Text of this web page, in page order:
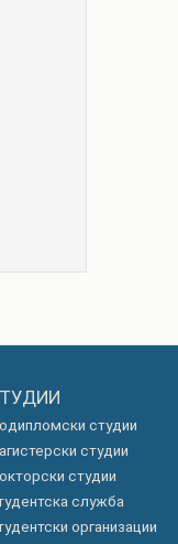
студии
студии
студии
служба
организации